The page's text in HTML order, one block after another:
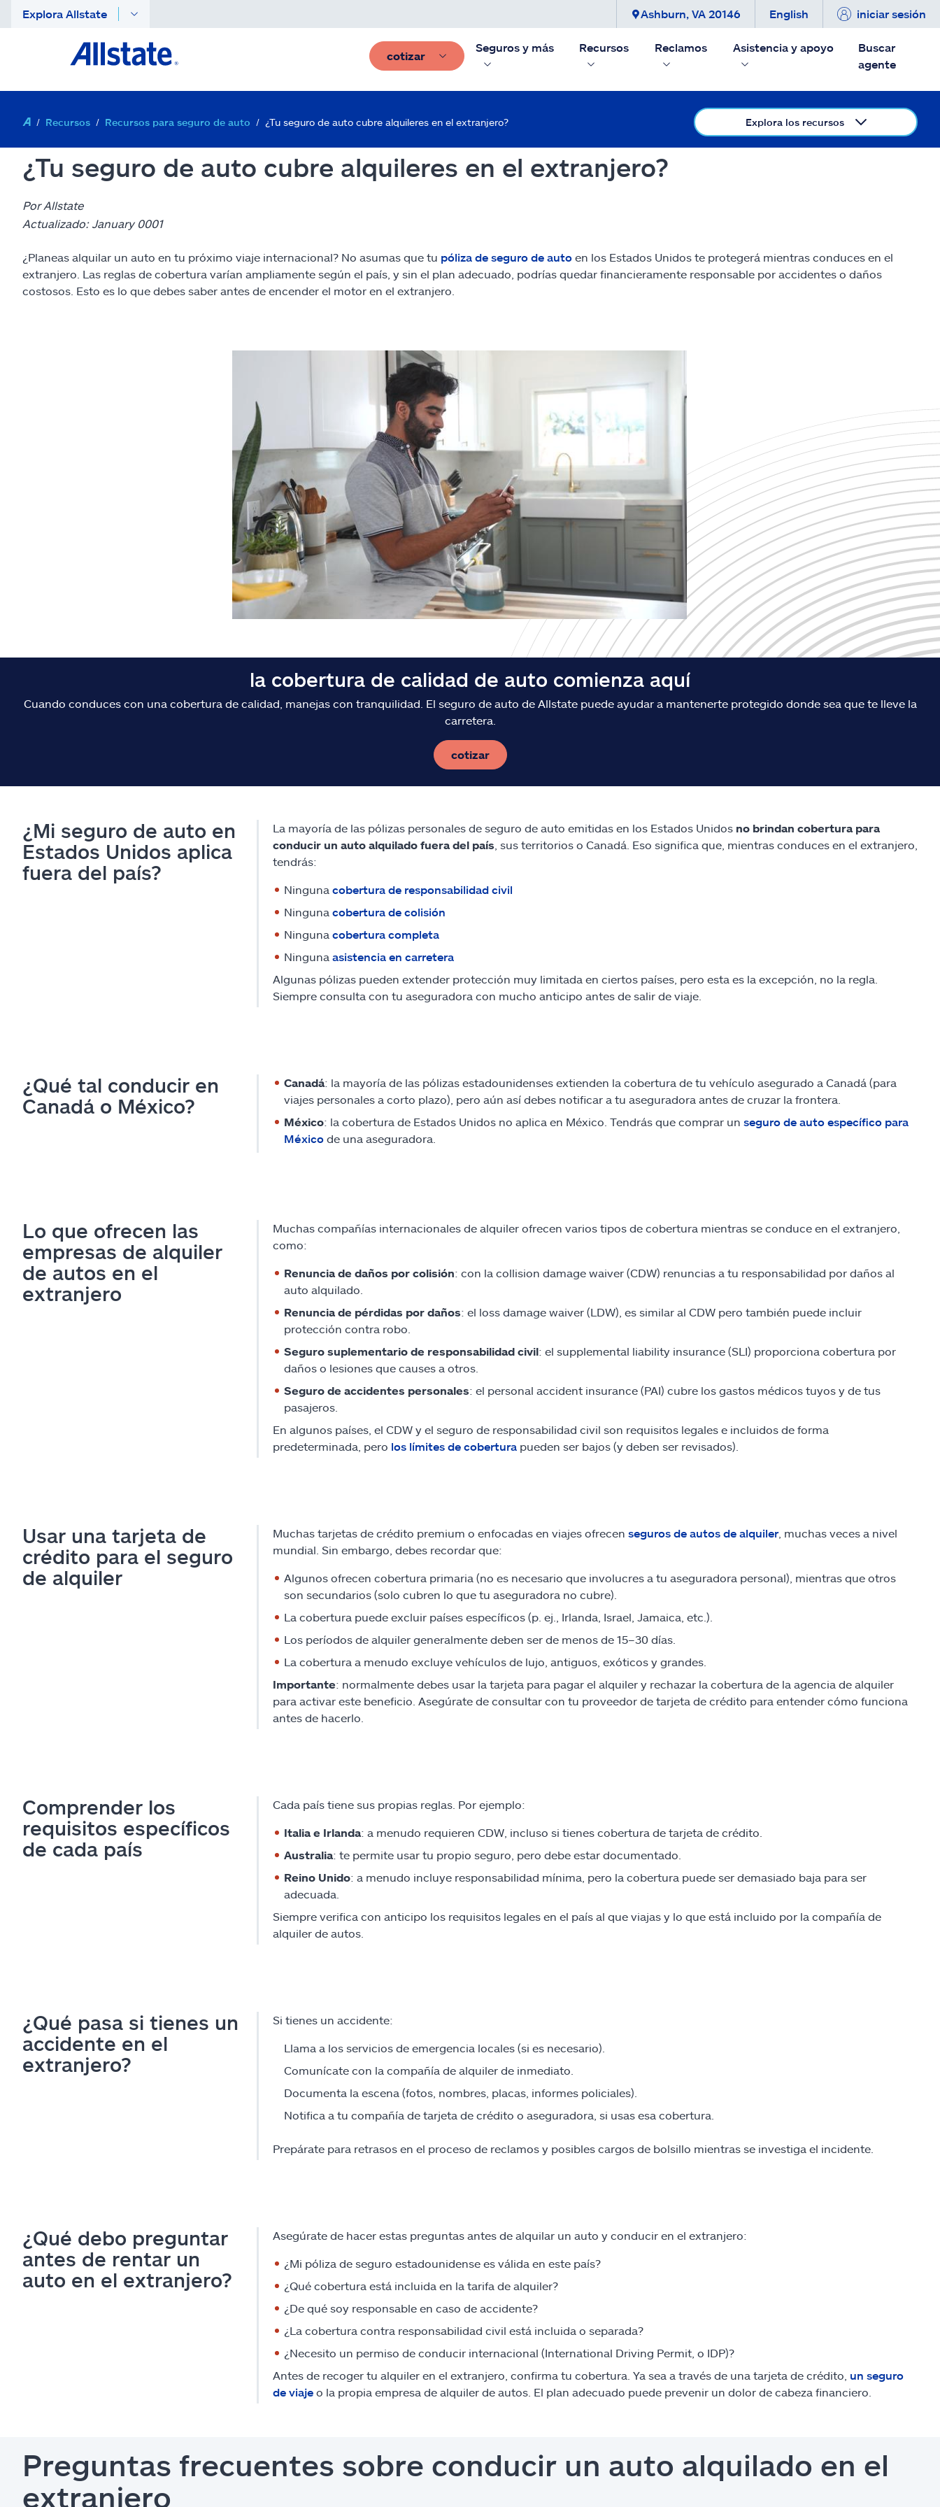
Explora Allstate Ashburn, VA 20146 English iniciar sesión
cotizar
Seguros y más Recursos Reclamos Asistencia y apoyo
Buscar
agente
Recursos Recursos para seguro de auto ¿Tu seguro de auto cubre alquileres en el extranjero? Explora los recursos
¿Tu seguro de auto cubre alquileres en el extranjero?
Por Allstate
Actualizado: January 0001
¿Planeas alquilar un auto en tu próximo viaje internacional? No asumas que tu póliza de seguro de auto en los Estados Unidos te protegerá mientras conduces en el
extranjero. Las reglas de cobertura varían ampliamente según el país, y sin el plan adecuado, podrías quedar financieramente responsable por accidentes o daños
costosos. Esto es lo que debes saber antes de encender el motor en el extranjero.
la cobertura de calidad de auto comienza aquí
Cuando conduces con una cobertura de calidad, manejas con tranquilidad. El seguro de auto de Allstate puede ayudar a mantenerte protegido donde sea que te lleve la
carretera.
cotizar
¿Mi seguro de auto en
Estados Unidos aplica
fuera del país?
La mayoría de las pólizas personales de seguro de auto emitidas en los Estados Unidos no brindan cobertura para
conducir un auto alquilado fuera del país , sus territorios o Canadá. Eso significa que, mientras conduces en el extranjero,
tendrás:
Ninguna cobertura de responsabilidad civil
Ninguna cobertura de colisión
Ninguna cobertura completa
Ninguna asistencia en carretera
Algunas pólizas pueden extender protección muy limitada en ciertos países, pero esta es la excepción, no la regla.
Siempre consulta con tu aseguradora con mucho anticipo antes de salir de viaje.
¿Qué tal conducir en
Canadá o México?
Canadá: la mayoría de las pólizas estadounidenses extienden la cobertura de tu vehículo asegurado a Canadá (para
viajes personales a corto plazo), pero aún así debes notificar a tu aseguradora antes de cruzar la frontera.
México: la cobertura de Estados Unidos no aplica en México. Tendrás que comprar un seguro de auto específico para
Méxicode una aseguradora.
Lo que ofrecen las
empresas de alquiler
de autos en el
extranjero
Muchas compañías internacionales de alquiler ofrecen varios tipos de cobertura mientras se conduce en el extranjero,
como:
Renuncia de daños por colisión: con la collision damage waiver (CDW) renuncias a tu responsabilidad por daños al
auto alquilado.
Renuncia de pérdidas por daños: el loss damage waiver (LDW), es similar al CDW pero también puede incluir
protección contra robo.
Seguro suplementario de responsabilidad civil: el supplemental liability insurance (SLI) proporciona cobertura por
daños o lesiones que causes a otros.
Seguro de accidentes personales: el personal accident insurance (PAI) cubre los gastos médicos tuyos y de tus
pasajeros.
En algunos países, el CDW y el seguro de responsabilidad civil son requisitos legales e incluidos de forma
predeterminada, pero los límites de coberturapueden ser bajos (y deben ser revisados).
Usar una tarjeta de
crédito para el seguro
de alquiler
Muchas tarjetas de crédito premium o enfocadas en viajes ofrecen seguros de autos de alquiler, muchas veces a nivel
mundial. Sin embargo, debes recordar que:
Algunos ofrecen cobertura primaria (no es necesario que involucres a tu aseguradora personal), mientras que otros
son secundarios (solo cubren lo que tu aseguradora no cubre).
La cobertura puede excluir países específicos (p. ej., Irlanda, Israel, Jamaica, etc.).
Los períodos de alquiler generalmente deben ser de menos de 15–30 días.
La cobertura a menudo excluye vehículos de lujo, antiguos, exóticos y grandes.
Importante: normalmente debes usar la tarjeta para pagar el alquiler y rechazar la cobertura de la agencia de alquiler
para activar este beneficio. Asegúrate de consultar con tu proveedor de tarjeta de crédito para entender cómo funciona
antes de hacerlo.
Comprender los
requisitos específicos
de cada país
Cada país tiene sus propias reglas. Por ejemplo:
Italia e Irlanda: a menudo requieren CDW, incluso si tienes cobertura de tarjeta de crédito.
Australia: te permite usar tu propio seguro, pero debe estar documentado.
Reino Unido: a menudo incluye responsabilidad mínima, pero la cobertura puede ser demasiado baja para ser
adecuada.
Siempre verifica con anticipo los requisitos legales en el país al que viajas y lo que está incluido por la compañía de
alquiler de autos.
¿Qué pasa si tienes un
accidente en el
extranjero?
Si tienes un accidente:
Llama a los servicios de emergencia locales (si es necesario).
Comunícate con la compañía de alquiler de inmediato.
Documenta la escena (fotos, nombres, placas, informes policiales).
Notifica a tu compañía de tarjeta de crédito o aseguradora, si usas esa cobertura.
Prepárate para retrasos en el proceso de reclamos y posibles cargos de bolsillo mientras se investiga el incidente.
¿Qué debo preguntar
antes de rentar un
auto en el extranjero?
Asegúrate de hacer estas preguntas antes de alquilar un auto y conducir en el extranjero:
¿Mi póliza de seguro estadounidense es válida en este país?
¿Qué cobertura está incluida en la tarifa de alquiler?
¿De qué soy responsable en caso de accidente?
¿La cobertura contra responsabilidad civil está incluida o separada?
¿Necesito un permiso de conducir internacional (International Driving Permit, o IDP)?
Antes de recoger tu alquiler en el extranjero, confirma tu cobertura. Ya sea a través de una tarjeta de crédito, un seguro
de viajeo la propia empresa de alquiler de autos. El plan adecuado puede prevenir un dolor de cabeza financiero.
Preguntas frecuentes sobre conducir un auto alquilado en el
extranjero